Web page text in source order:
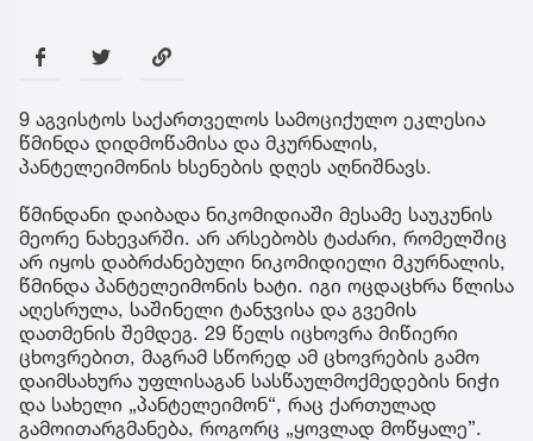
9 აგვისტოს საქართველოს სამოციქულო ეკლესია
წმინდა დიდმოწამისა და მკურნალის,
პანტელეიმონის ხსენების დღეს აღნიშნავს.
წმინდანი დაიბადა ნიკომიდიაში მესამე საუკუნის
მეორე ნახევარში. არ არსებობს ტაძარი, რომელშიც
არ იყოს დაბრძანებული ნიკომიდიელი მკურნალის,
წმინდა პანტელეიმონის ხატი. იგი ოცდაცხრა წლისა
აღესრულა, საშინელი ტანჯვისა და გვემის
დათმენის შემდეგ. 29 წელს იცხოვრა მიწიერი
ცხოვრებით, მაგრამ სწორედ ამ ცხოვრების გამო
დაიმსახურა უფლისაგან სასწაულმოქმედების ნიჭი
და სახელი „პანტელეიმონ“, რაც ქართულად
გამოითარგმანება, როგორც „ყოვლად მოწყალე”.